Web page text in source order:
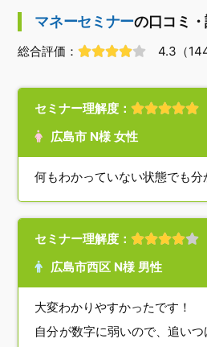
マネーセミナーの口コミ・
総合評価： 4.3（
セミナー理解度：
広島市 N様 女性
何もわかっていない状態でも分
セミナー理解度：
広島市西区 N様 男性
大変わかりやすかったです！
自分が数字に弱いので、追い